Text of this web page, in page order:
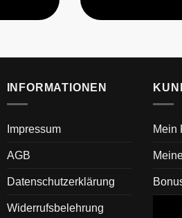
INFORMATIONEN
Impressum
AGB
Datenschutzerklärung
Widerrufsbelehrung
Mein